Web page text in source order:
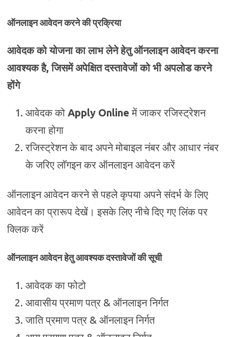
ऑनलाइन आवेदन करने की प्रक्रिया
आवेदक को योजना का लाभ लेने हेतु ऑनलाइन आवेदन करना
आवश्यक है, जिसमें अपेक्षित दस्तावेजों को भी अपलोड करने
होंगे
आवेदक को Apply Online में जाकर रजिस्ट्रेशन
करना होगा
रजिस्ट्रेशन के बाद अपने मोबाइल नंबर और आधार नंबर
के जरिए लॉगइन कर ऑनलाइन आवेदन करें
ऑनलाइन आवेदन करने से पहले कृपया अपने संदर्भ के लिए
आवेदन का प्रारूप देखें। इसके लिए नीचे दिए गए लिंक पर
क्लिक करें
ऑनलाइन आवेदन हेतु आवश्यक दस्तावेजों की सूची
आवेदक का फोटो
आवासीय प्रमाण पत्र & ऑनलाइन निर्गत
जाति प्रमाण पत्र & ऑनलाइन निर्गत